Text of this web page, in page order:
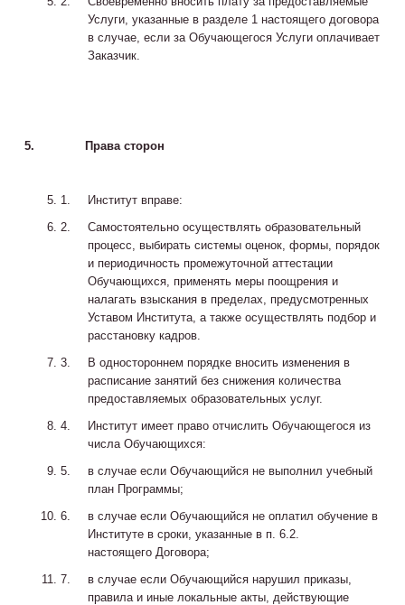
Услуги, указанные в разделе 1 настоящего договора
в случае, если за Обучающегося Услуги оплачивает
Заказчик.
5. Права сторон
Институт вправе:
Самостоятельно осуществлять образовательный
процесс, выбирать системы оценок, формы, порядок
и периодичность промежуточной аттестации
Обучающихся, применять меры поощрения и
налагать взыскания в пределах, предусмотренных
Уставом Института, а также осуществлять подбор и
расстановку кадров.
В одностороннем порядке вносить изменения в
расписание занятий без снижения количества
предоставляемых образовательных услуг.
Институт имеет право отчислить Обучающегося из
числа Обучающихся:
в случае если Обучающийся не выполнил учебный
план Программы;
в случае если Обучающийся не оплатил обучение в
Институте в сроки, указанные в п. 6.2.
настоящего Договора;
в случае если Обучающийся нарушил приказы,
правила и иные локальные акты, действующие